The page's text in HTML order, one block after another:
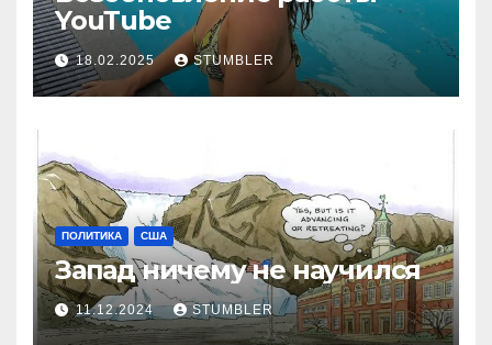
YouТube
18.02.2025 STUMBLER
ПОЛИТИКА США
Запад ничему не научился
11.12.2024 STUMBLER